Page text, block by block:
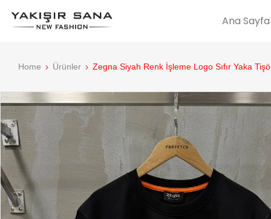
Ana Sayfa
Home Ürünler Zegna Siyah Renk İşleme Logo Sıfır Yaka